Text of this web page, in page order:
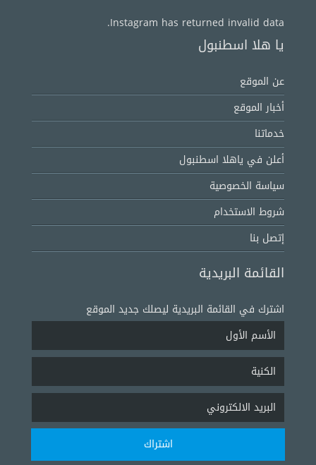
Instagram has returned invalid data.
يا هلا اسطنبول
عن الموقع
أخبار الموقع
خدماتنا
أعلن في ياهلا اسطنبول
سياسة الخصوصية
شروط الاستخدام
إتصل بنا
القائمة البريدية
اشترك في القائمة البريدية ليصلك جديد الموقع